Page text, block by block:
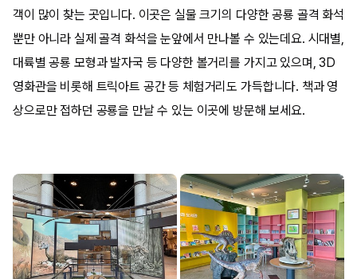
객이 많이 찾는 곳입니다. 이곳은 실물 크기의 다양한 공룡 골격 화석
뿐만 아니라 실제 골격 화석을 눈앞에서 만나볼 수 있는데요. 시대별,
대륙별 공룡 모형과 발자국 등 다양한 볼거리를 가지고 있으며, 3D
영화관을 비롯해 트릭아트 공간 등 체험거리도 가득합니다. 책과 영
상으로만 접하던 공룡을 만날 수 있는 이곳에 방문해 보세요.